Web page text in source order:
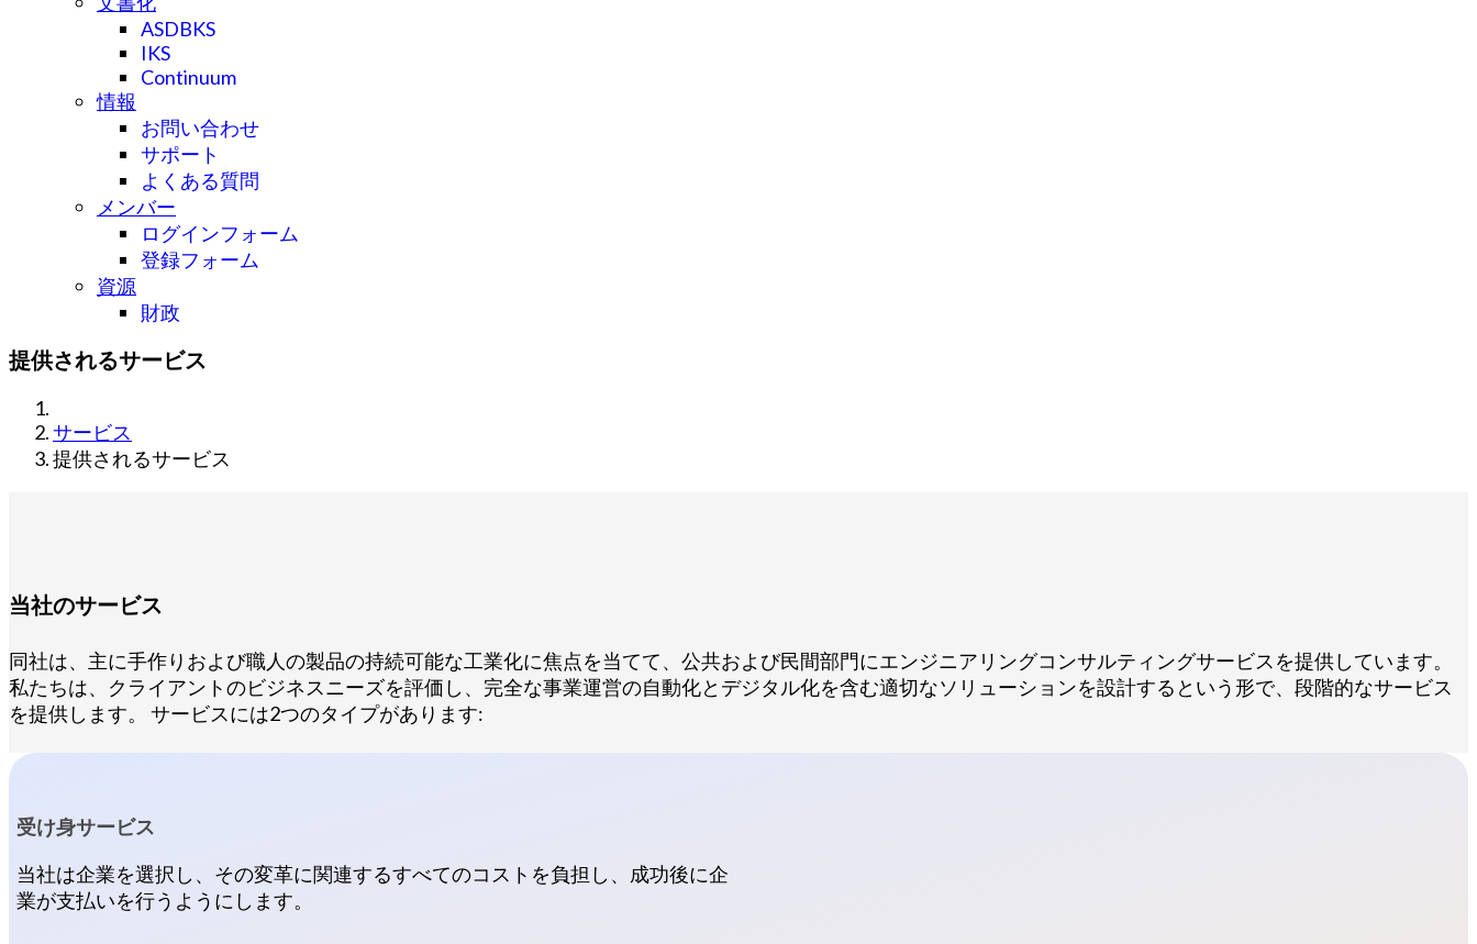
ASDBKS
IKS
Continuum
情報
お問い合わせ
サポート
よくある質問
メンバー
ログインフォーム
登録フォーム
資源
財政
提供されるサービス
サービス
提供されるサービス
当社のサービス
同社は、主に手作りおよび職人の製品の持続可能な工業化に焦点を当てて、公共および民間部門にエンジニアリングコンサルティングサービスを提供しています。
私たちは、クライアントのビジネスニーズを評価し、完全な事業運営の自動化とデジタル化を含む適切なソリューションを設計するという形で、段階的なサービス
を提供します。 サービスには2つのタイプがあります:
受け身サービス
当社は企業を選択し、その変革に関連するすべてのコストを負担し、成功後に企
業が支払いを行うようにします。